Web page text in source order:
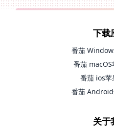
下载
番茄
番茄 macOS
番茄 ios苹
番茄
关于